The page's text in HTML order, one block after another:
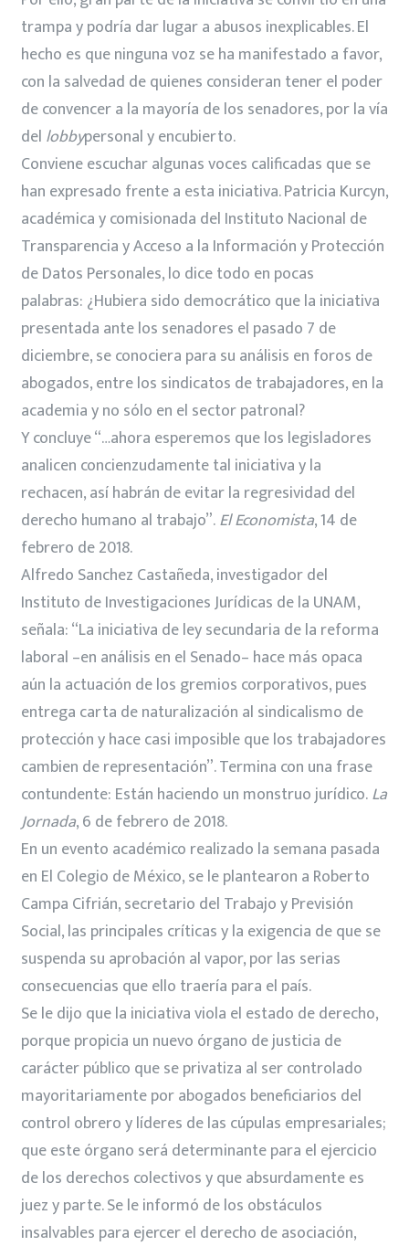
trampa y podría dar lugar a abusos inexplicables. El
hecho es que ninguna voz se ha manifestado a favor,
con la salvedad de quienes consideran tener el poder
de convencer a la mayoría de los senadores, por la vía
del lobbypersonal y encubierto.
Conviene escuchar algunas voces calificadas que se
han expresado frente a esta iniciativa. Patricia Kurcyn,
académica y comisionada del Instituto Nacional de
Transparencia y Acceso a la Información y Protección
de Datos Personales, lo dice todo en pocas
palabras: ¿Hubiera sido democrático que la iniciativa
presentada ante los senadores el pasado 7 de
diciembre, se conociera para su análisis en foros de
abogados, entre los sindicatos de trabajadores, en la
academia y no sólo en el sector patronal?
Y concluye “…ahora esperemos que los legisladores
analicen concienzudamente tal iniciativa y la
rechacen, así habrán de evitar la regresividad del
derecho humano al trabajo”.El Economista, 14 de
febrero de 2018.
Alfredo Sanchez Castañeda, investigador del
Instituto de Investigaciones Jurídicas de la UNAM,
señala: “La iniciativa de ley secundaria de la reforma
laboral –en análisis en el Senado– hace más opaca
aún la actuación de los gremios corporativos, pues
entrega carta de naturalización al sindicalismo de
protección y hace casi imposible que los trabajadores
cambien de representación”. Termina con una frase
contundente: Están haciendo un monstruo jurídico.La
Jornada, 6 de febrero de 2018.
En un evento académico realizado la semana pasada
en El Colegio de México, se le plantearon a Roberto
Campa Cifrián, secretario del Trabajo y Previsión
Social, las principales críticas y la exigencia de que se
suspenda su aprobación al vapor, por las serias
consecuencias que ello traería para el país.
Se le dijo que la iniciativa viola el estado de derecho,
porque propicia un nuevo órgano de justicia de
carácter público que se privatiza al ser controlado
mayoritariamente por abogados beneficiarios del
control obrero y líderes de las cúpulas empresariales;
que este órgano será determinante para el ejercicio
de los derechos colectivos y que absurdamente es
juez y parte. Se le informó de los obstáculos
insalvables para ejercer el derecho de asociación,